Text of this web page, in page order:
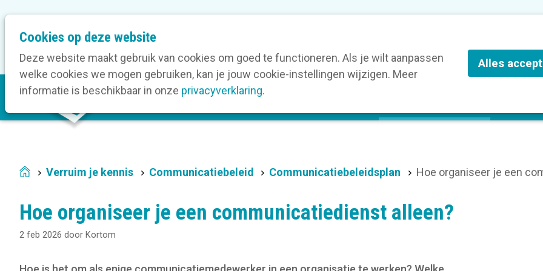
Cookies op deze website
Deze website maakt gebruik van cookies om goed te functioneren. Als je wilt aanpassen
welke cookies we mogen gebruiken, kan je jouw cookie-instellingen wijzigen. Meer
informatie is beschikbaar in onze privacyverklaring.
Alles
M
a
i
v
g
Volg een opleiding
e
t
a
n
v
a
o
Onze bedrijfsleden
Home
Verruim je kennis Communicatiebeleid Communicatiebeleidsplan Hoe organiseer je een
Hoe organiseer je een communicatiedienst alleen?
2 feb 2026 door Kortom